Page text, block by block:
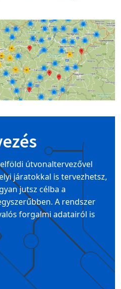
útvonaltervezővel
járatokkal is tervezhetsz,
jutsz célba a
A rendszer
forgalmi adatairól is